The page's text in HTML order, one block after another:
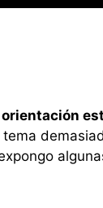
orientación